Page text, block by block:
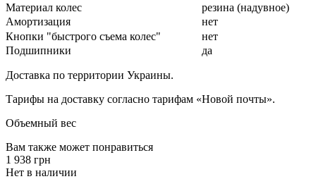
Материал колес
резина (надувное)
Амортизация
нет
Кнопки "быстрого съема колес"
нет
Подшипники
да
Доставка по территории Украины.
Тарифы на доставку согласно тарифам «Новой почты».
Объемный вес
Вам также может понравиться
1 938 грн
Нет в наличии